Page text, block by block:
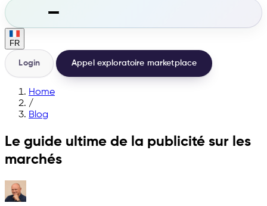
FR
Login Appel exploratoire marketplace
Home
/
Blog
Le guide ultime de la publicité sur les
marchés